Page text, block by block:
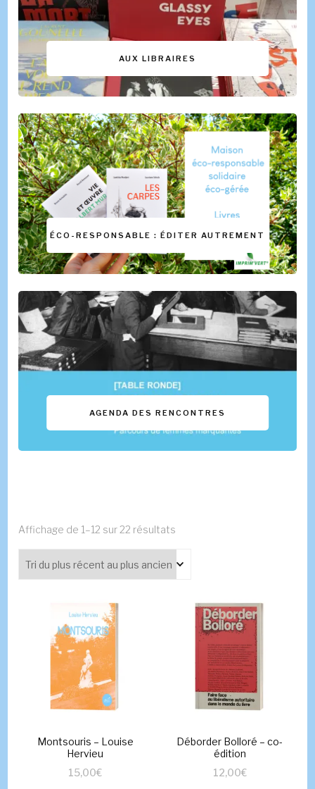
AUX LIBRAIRES
ÉCO-RESPONSABLE : ÉDITER AUTREMENT
AGENDA DES RENCONTRES
Affichage de 1–12 sur 22 résultats
plus
récent
ancien
Montsouris – Louise
Hervieu
15,00€
Déborder Bolloré – co-
édition
12,00€